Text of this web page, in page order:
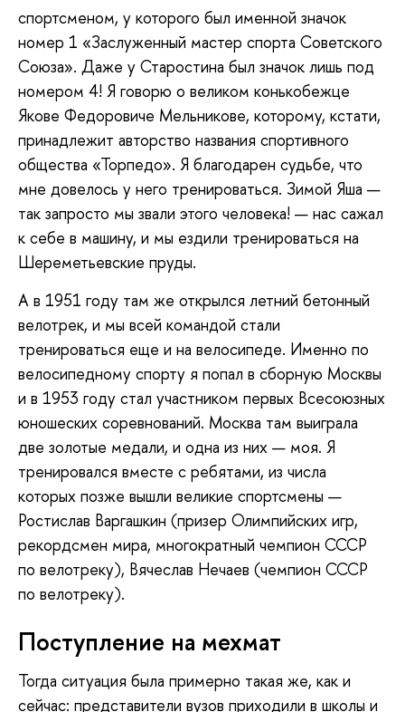
спортсменом, у которого был именной значок
номер 1 «Заслуженный мастер спорта Советского
Союза». Даже у Старостина был значок лишь под
номером 4! Я говорю о великом конькобежце
Якове Федоровиче Мельникове, которому, кстати,
принадлежит авторство названия спортивного
общества «Торпедо». Я благодарен судьбе, что
мне довелось у него тренироваться. Зимой Яша —
так запросто мы звали этого человека! — нас сажал
к себе в машину, и мы ездили тренироваться на
Шереметьевские пруды.
А в 1951 году там же открылся летний бетонный
велотрек, и мы всей командой стали
тренироваться еще и на велосипеде. Именно по
велосипедному спорту я попал в сборную Москвы
и в 1953 году стал участником первых Всесоюзных
юношеских соревнований. Москва там выиграла
две золотые медали, и одна из них — моя. Я
тренировался вместе с ребятами, из числа
которых позже вышли великие спортсмены —
Ростислав Варгашкин (призер Олимпийских игр,
рекордсмен мира, многократный чемпион СССР
по велотреку), Вячеслав Нечаев (чемпион СССР
по велотреку).
Поступление на мехмат
Тогда ситуация была примерно такая же, как и
сейчас: представители вузов приходили в школы и